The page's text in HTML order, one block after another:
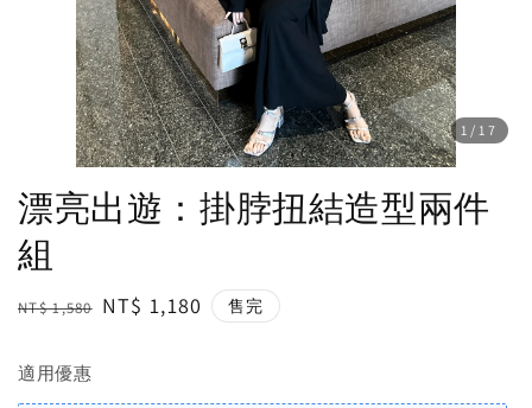
1 /17
漂亮出遊：掛脖扭結造型兩件
組
Regular
NT$ 1,580 Sale
NT$ 1,180 售完
適用優惠